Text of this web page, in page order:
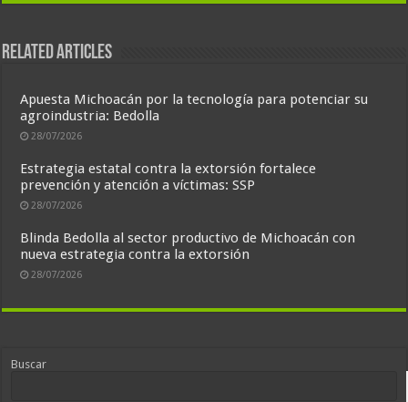
Related Articles
Apuesta Michoacán por la tecnología para potenciar su
agroindustria: Bedolla
28/07/2026
Estrategia estatal contra la extorsión fortalece
prevención y atención a víctimas: SSP
28/07/2026
Blinda Bedolla al sector productivo de Michoacán con
nueva estrategia contra la extorsión
28/07/2026
Buscar